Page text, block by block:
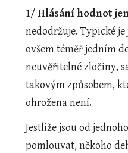
1/ Hlásání hodnot
nedodržuje. Typické
ovšem téměř jedním
neuvěřitelné zločiny,
takovým způsobem,
ohrožena není.
Jestliže jsou od
pomlouvat, někoho